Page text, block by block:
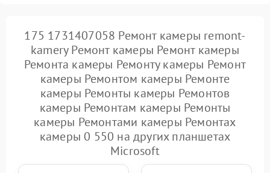
175 1731407058 Ремонт камеры remont-
kamery Ремонт камеры Ремонт камеры
Ремонта камеры Ремонту камеры Ремонт
камеры Ремонтом камеры Ремонте
камеры Ремонты камеры Ремонтов
камеры Ремонтам камеры Ремонты
камеры Ремонтами камеры Ремонтах
камеры 0 550 на других планшетах
Microsoft